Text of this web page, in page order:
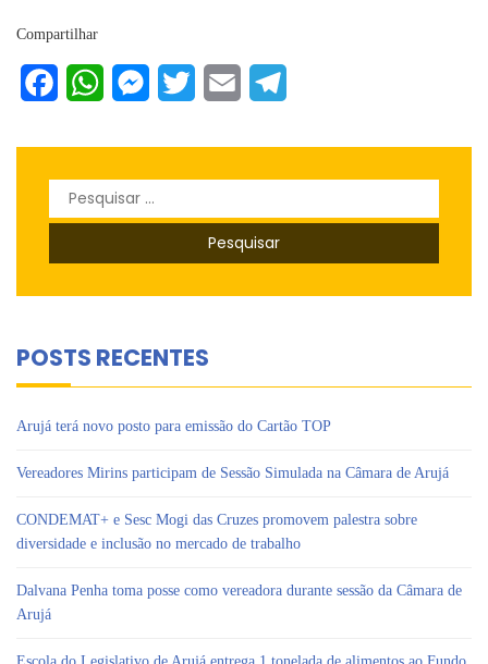
Compartilhar
FacebookWhatsAppMessenger
Twitter Email
Pesquisar
POSTS RECENTES
Arujá terá novo posto para emissão do Cartão TOP
Vereadores Mirins participam de Sessão Simulada na Câmara de Arujá
CONDEMAT+ e Sesc Mogi das Cruzes promovem palestra sobre
diversidade e inclusão no mercado de trabalho
Dalvana Penha toma posse como vereadora durante sessão da Câmara de
Arujá